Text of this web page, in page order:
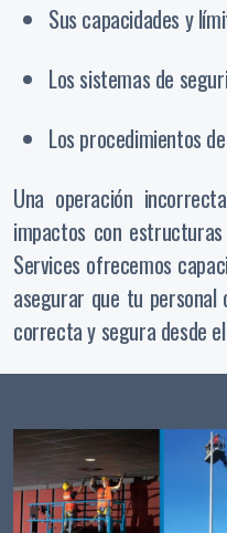
Sus capacidades y
Los sistemas de
Los procedimientos
Una operación
impactos con
Services ofrecemos
asegurar que tu
correcta y segura desde